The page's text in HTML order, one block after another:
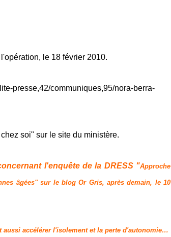
le 18 février 2010.
presse,42/communiques,95/nora-berra-
soi" sur le site du ministère.
l'enquête de la DRESS "Approche
âgées" sur le blog Or Gris, après demain, le 10
accélérer l'isolement et la perte d'autonomie…